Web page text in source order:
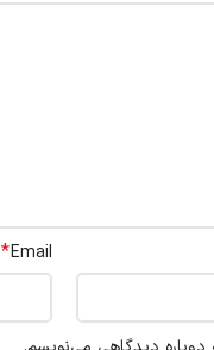
Email
*